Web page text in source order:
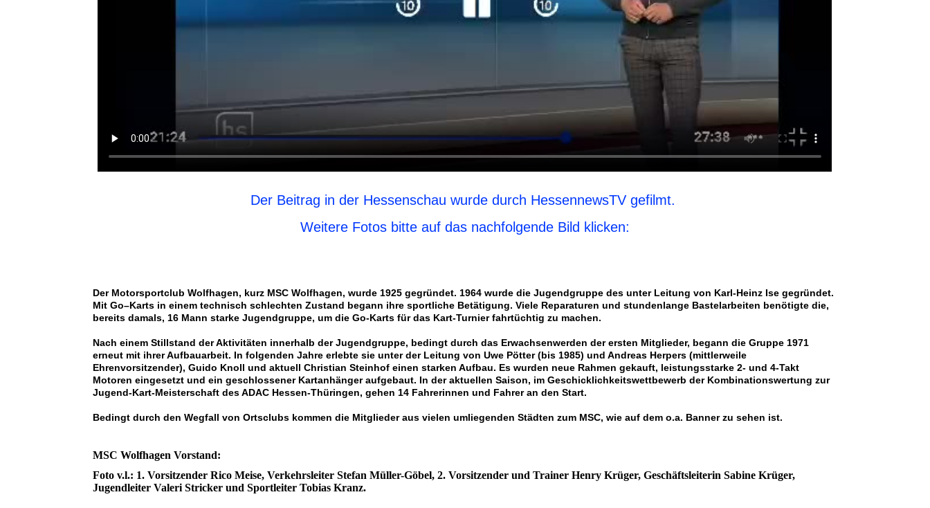
Der Beitrag in der Hessenschau wurde durch HessennewsTV gefilmt.
Weitere Fotos bitte auf das nachfolgende Bild klicken:
Der Motorsportclub Wolfhagen, kurz MSC Wolfhagen, wurde 1925 gegründet. 1964 wurde die Jugendgruppe des unter Leitung von Karl-Heinz Ise gegründet.
Mit Go–Karts in einem technisch schlechten Zustand begann ihre sportliche Betätigung. Viele Reparaturen und stundenlange Bastelarbeiten benötigte die,
bereits damals, 16 Mann starke Jugendgruppe, um die Go-Karts für das Kart-Turnier fahrtüchtig zu machen.
Nach einem Stillstand der Aktivitäten innerhalb der Jugendgruppe, bedingt durch das Erwachsenwerden der ersten Mitglieder, begann die Gruppe 1971
erneut mit ihrer Aufbauarbeit. In folgenden Jahre erlebte sie unter der Leitung von Uwe Pötter (bis 1985) und Andreas Herpers (mittlerweile
Ehrenvorsitzender), Guido Knoll und aktuell Christian Steinhof einen starken Aufbau. Es wurden neue Rahmen gekauft, leistungsstarke 2- und 4-Takt
Motoren eingesetzt und ein geschlossener Kartanhänger aufgebaut. In der aktuellen Saison, im Geschicklichkeitswettbewerb der Kombinationswertung zur
Jugend-Kart-Meisterschaft des ADAC Hessen-Thüringen, gehen 14 Fahrerinnen und Fahrer an den Start.
Bedingt durch den Wegfall von Ortsclubs kommen die Mitglieder aus vielen umliegenden Städten zum MSC, wie auf dem o.a. Banner zu sehen ist.
MSC Wolfhagen Vorstand:
Foto v.l.: 1. Vorsitzender Rico Meise, Verkehrsleiter Stefan Müller-Göbel, 2. Vorsitzender und Trainer Henry Krüger, Geschäftsleiterin Sabine Krüger,
Jugendleiter Valeri Stricker und Sportleiter Tobias Kranz.